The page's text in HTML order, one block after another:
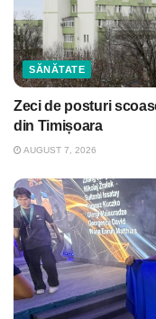
SĂNĂTATE
Zeci de posturi
din Timișoara
AUGUST 7, 2026